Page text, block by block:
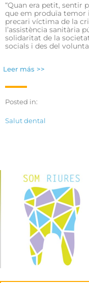
“Quan era petit, sentir
que em produïa temor
precari víctima de la
l’assistència sanitària
solidaritat de la
socials i des del
Leer más >>
Posted in:
Salut dental